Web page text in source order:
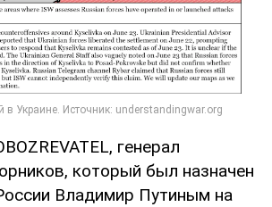
генерал
который был назначен
Владимир Путиным на